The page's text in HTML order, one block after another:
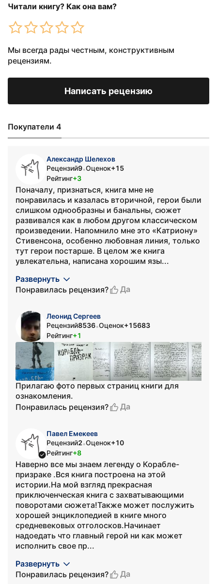
Читали книгу? Как она вам?
Мы всегда рады честным, конструктивным
рецензиям.
Написать рецензию
Покупатели 4
Александр Шелехов
Рецензий9•Оценок+15
Рейтинг+3
Поначалу, признаться, книга мне не
понравилась и казалась вторичной, герои были
слишком однообразны и банальны, сюжет
развивался как в любом другом классическом
произведении. Напомнило мне это «Катриону»
Стивенсона, особенно любовная линия, только
тут герои постарше. В целом же книга
увлекательна, написана хорошим язы...
Развернуть
Понравилась рецензия?
Да
Леонид Сергеев
Рецензий8536•Оценок+15683
Рейтинг+1
Прилагаю фото первых страниц книги для
ознакомления.
Понравилась рецензия?
Да
Павел Емекеев
Рецензий2•Оценок+10
Рейтинг+8
Наверно все мы знаем легенду о Корабле-
призраке .Вся книга построена на этой
истории.На мой взгляд прекрасная
приключенческая книга с захватывающими
поворотами сюжета!Также может послужить
хорошей энциклопедией в книге много
средневековых отголосков.Начинает
надоедать что главный герой ни как может
исполнить свое пр...
Развернуть
Понравилась рецензия?
Да